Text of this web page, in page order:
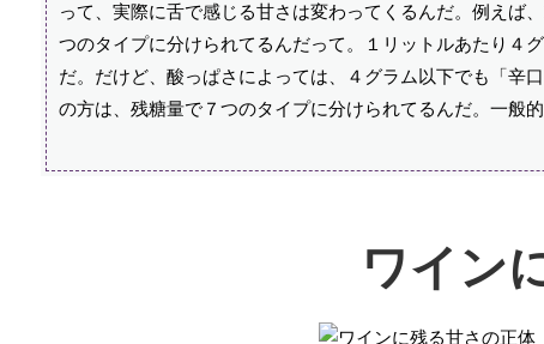
って、実際に舌で感じる甘さは変わってくるんだ。例えば
つのタイプに分けられてるんだって。１リットルあたり４
だ。だけど、酸っぱさによっては、４グラム以下でも「辛
の方は、残糖量で７つのタイプに分けられてるんだ。一般
ワイン